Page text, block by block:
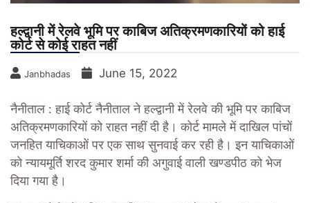
हल्द्वानी में रेलवे भूमि पर काबिज अतिक्रमणकारियों को हाई
कोर्ट से कोई राहत नहीं
Janbhadas June 15, 2022
नैनीताल :हाई कोर्ट नैनीताल ने हल्द्वानी में रेलवे की भूमि पर काबिज
अतिक्रमणकारियों को राहत नहीं दी है। कोर्ट मामले में दाखिल पांचों
जनहित याचिकाओं पर एक साथ सुनवाई कर रही है। इन याचिकाओं
को न्यायमूर्ति शरद कुमार शर्मा की अगुवाई वाली खण्डपीठ को भेज
दिया गया है।